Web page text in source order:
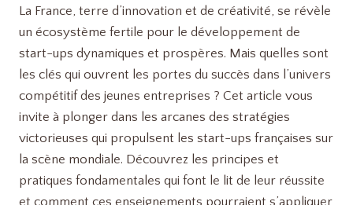
La France, terre d’innovation et de créativité, se révèle
un écosystème fertile pour le développement de
start-ups dynamiques et prospères. Mais quelles sont
les clés qui ouvrent les portes du succès dans l’univers
compétitif des jeunes entreprises ? Cet article vous
invite à plonger dans les arcanes des stratégies
victorieuses qui propulsent les start-ups françaises sur
la scène mondiale. Découvrez les principes et
pratiques fondamentales qui font le lit de leur réussite
et comment ces enseignements pourraient s’appliquer